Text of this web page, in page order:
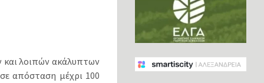
και λοιπών ακάλυπτων
απόσταση μέχρι 100